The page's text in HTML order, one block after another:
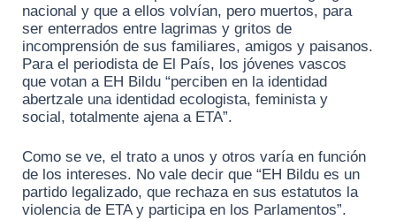
nacional y que a ellos volvían, pero muertos, para
ser enterrados entre lagrimas y gritos de
incomprensión de sus familiares, amigos y paisanos.
Para el periodista de El País, los jóvenes vascos
que votan a EH Bildu “perciben en la identidad
abertzale una identidad ecologista, feminista y
social, totalmente ajena a ETA”.
Como se ve, el trato a unos y otros varía en función
de los intereses. No vale decir que “EH Bildu es un
partido legalizado, que rechaza en sus estatutos la
violencia de ETA y participa en los Parlamentos”.